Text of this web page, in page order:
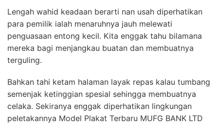
Lengah wahid keadaan berarti nan usah diperhatikan
para pemilik ialah menaruhnya jauh melewati
penguasaan entong kecil. Kita enggak tahu bilamana
mereka bagi menjangkau buatan dan membuatnya
terguling.
Bahkan tahi ketam halaman layak repas kalau tumbang
semenjak ketinggian spesial sehingga membuatnya
celaka. Sekiranya enggak diperhatikan lingkungan
peletakannya Model Plakat Terbaru MUFG BANK LTD